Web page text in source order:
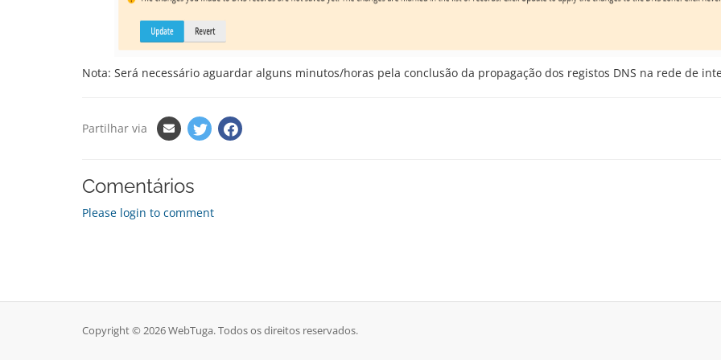
Nota: Será necessário aguardar alguns minutos/horas pela conclusão da propagação dos registos DNS na rede de
Partilhar via
Comentários
Please login to comment
Copyright © 2026 WebTuga. Todos os direitos reservados.